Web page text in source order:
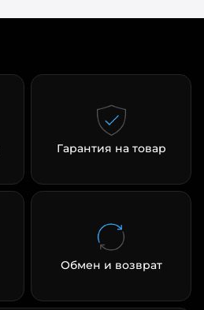
Гарантия на товар
Обмен и возврат